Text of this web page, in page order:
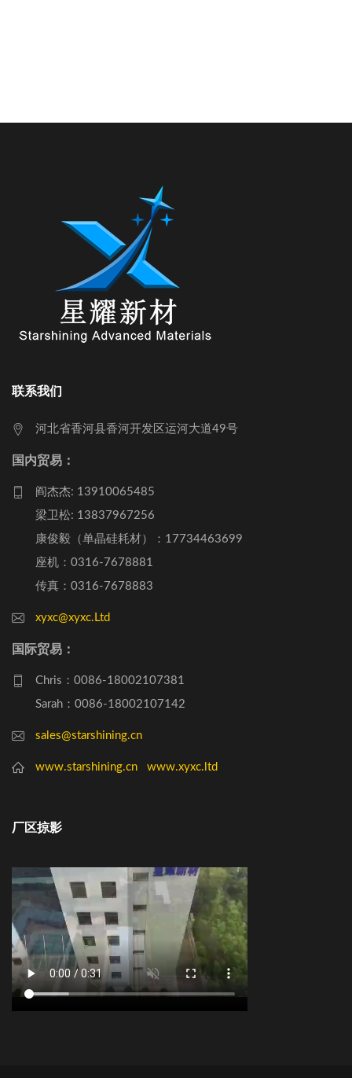
联系我们
河北省香河县香河开发区运河大道49号
国内贸易：
阎杰杰: 13910065485
梁卫松: 13837967256
康俊毅（单晶硅耗材）：17734463699
座机：0316-7678881
传真：0316-7678883
xyxc@xyxc.Ltd
国际贸易：
Chris：0086-18002107381
Sarah：0086-18002107142
sales@starshining.cn
www.starshining.cn www.xyxc.ltd
厂区掠影